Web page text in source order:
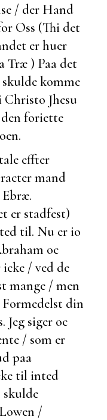
/ der Hand
Oss (Thi det
er huer
Træ ) Paa det
komme
Jhesu
foriette
effter
mand
Ebræ.
er stadfest)
til. Nu er io
oc
/ ved de
mange / men
din
Jeg siger oc
/ som er
paa
til inted
/